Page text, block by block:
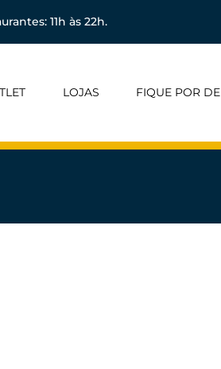
11h às 22h.
LOJAS FIQUE POR